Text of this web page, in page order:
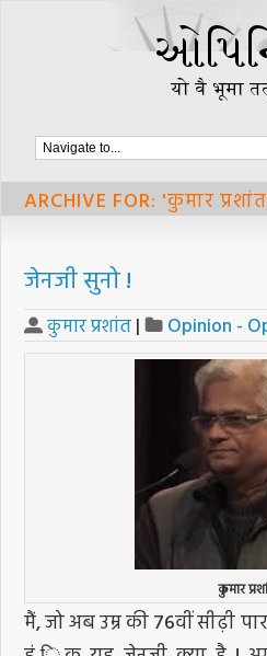
ARCHIVE FOR: 'कुमार
जेनजी सुनो !
कुमार प्रशांत | Opinion -
कुमार
मैं, जो अब उम्र की 76वीं सीढ़ी